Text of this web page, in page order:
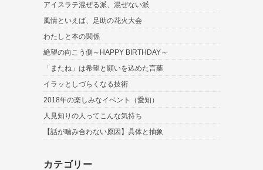
アイスラテ混ぜる派、混ぜない派
風情といえば、足助の花火大会
わたしと本の関係
絶望の向こう側～HAPPY BIRTHDAY～
「またね」は希望と願いを込めた言葉
イラッとしづらくなる技術
2018年の楽しみなイベント（愛知）
人見知りの人ってこんな気持ち
【話が噛み合わない原因】具体と抽象
カテゴリー